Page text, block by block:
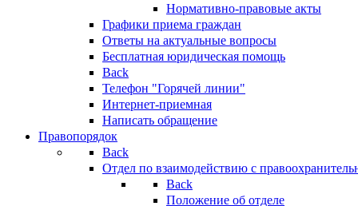
Нормативно-правовые акты
Графики приема граждан
Ответы на актуальные вопросы
Бесплатная юридическая помощь
Back
Телефон "Горячей линии"
Интернет-приемная
Написать обращение
Правопорядок
Back
Отдел по взаимодействию с
Back
Положение об отделе